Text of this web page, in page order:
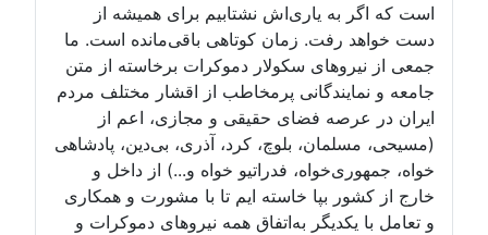
است که اگر به یاری‌اش نشتابیم برای همیشه از
دست خواهد رفت. زمان کوتاهی باقی‌مانده است. ما
جمعی از نیروهای سکولار دموکرات برخاسته از متن
جامعه و نمایندگانی پرمخاطب از اقشار مختلف مردم
ایران در عرصه فضای حقیقی و مجازی، اعم از
(مسیحی، مسلمان، بلوچ، کرد، آذری، بی‌دین، پادشاهی
خواه، جمهوری‌خواه، فدراتیو خواه و...) از داخل و
خارج از کشور بپا خاسته ایم تا با مشورت و همکاری
و تعامل با یکدیگر به‌اتفاق همه نیروهای دموکرات و